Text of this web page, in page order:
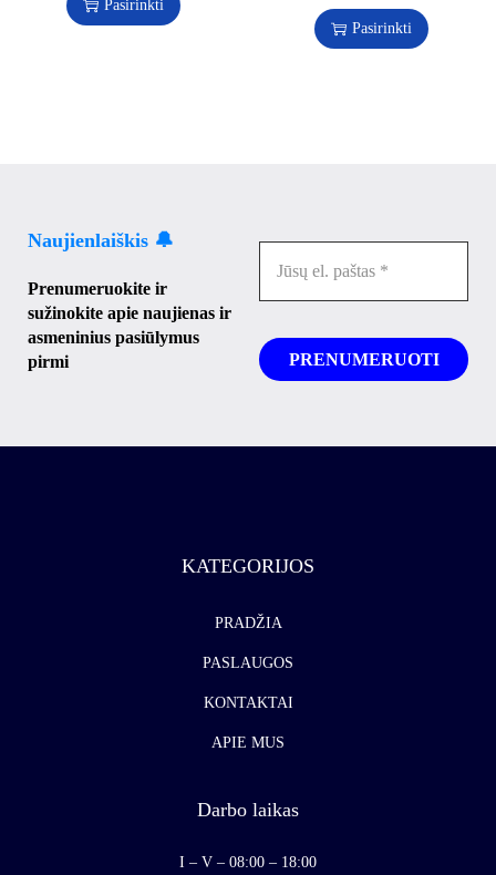
Pasirinkti
Pasirinkti
Naujienlaiškis 🔔
Prenumeruokite ir
sužinokite apie naujienas ir
asmeninius pasiūlymus
pirmi
KATEGORIJOS
PRADŽIA
PASLAUGOS
KONTAKTAI
APIE MUS
Darbo laikas
I – V – 08:00 – 18:00